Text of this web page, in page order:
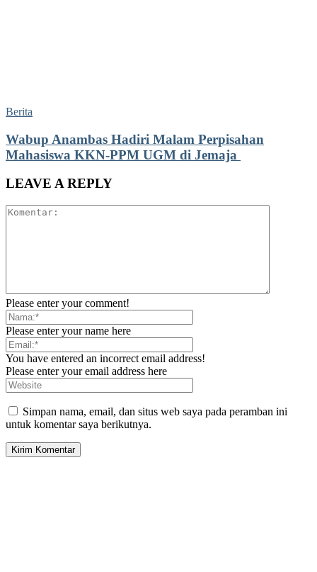
Berita
Wabup Anambas Hadiri Malam Perpisahan
Mahasiswa KKN-PPM UGM di Jemaja ‎
LEAVE A REPLY
Please enter your comment!
Please enter your name here
You have entered an incorrect email address!
Please enter your email address here
Simpan nama, email, dan situs web saya pada peramban ini
untuk komentar saya berikutnya.